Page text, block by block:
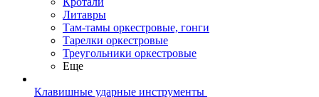
Литавры
Там-тамы оркестровые, гонги
Тарелки оркестровые
Треугольники оркестровые
Еще
Клавишные ударные инструменты